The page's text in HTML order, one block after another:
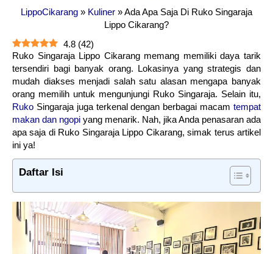
LippoCikarang » Kuliner »Ada Apa Saja Di Ruko Singaraja
Lippo Cikarang?
4.8 (42)
Ruko Singaraja Lippo Cikarang memang memiliki daya tarik
tersendiri bagi banyak orang. Lokasinya yang strategis dan
mudah diakses menjadi salah satu alasan mengapa banyak
orang memilih untuk mengunjungi Ruko Singaraja. Selain itu,
Ruko Singaraja juga terkenal dengan berbagai macam tempat
makan dan ngopi yang menarik. Nah, jika Anda penasaran ada
apa saja di Ruko Singaraja Lippo Cikarang, simak terus artikel
ini ya!
Daftar Isi